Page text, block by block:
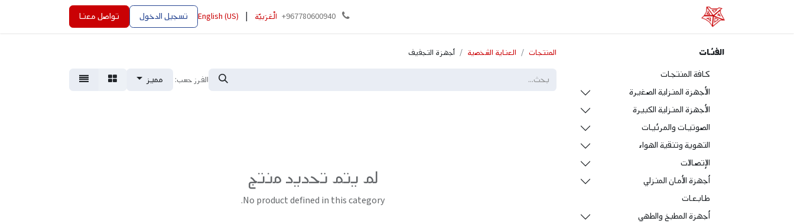
+967780600940 الْعَرَبيّة English (US) تسجيل الدخول تواصل معنا
الفئات
كافة المنتجات
الأجهزة المنزلية الصغيرة
الأجهزة المنزلية الكبيرة
الصوتيات والمرئيات
التهوية وتنقية الهواء
الإتصالات
أجهزة الأمان المنزلي
طابعات
أجهزة المطبخ والطهي
المنتجات العناية الشخصية أجهزة التجفيف
الفرز حسب: مميز
لم يتم تحديد منتج
No product defined in this category.